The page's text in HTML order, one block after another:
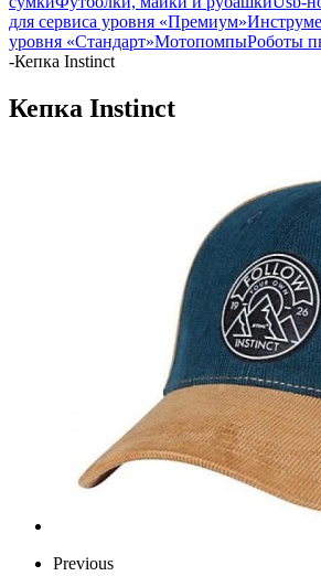
для сервиса уровня «Премиум»
уровня «Стандарт»МотопомпыРоботы
-Кепка Instinct
Кепка Instinct
Previous